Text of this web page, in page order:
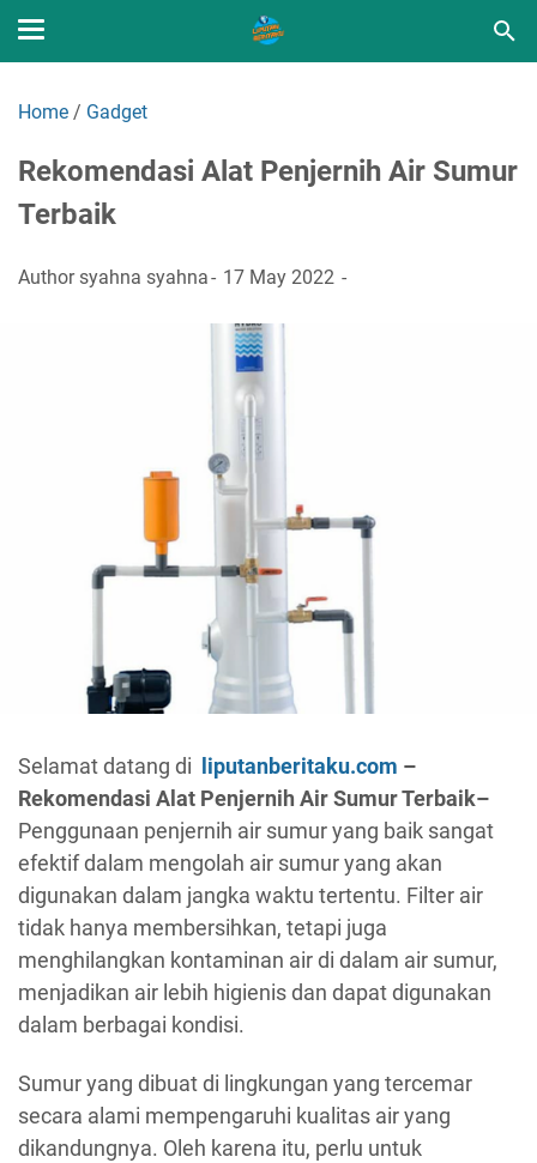
Home / Gadget
Rekomendasi Alat Penjernih Air Sumur
Terbaik
Authorsyahna syahna 17 May 2022
Selamat datang di liputanberitaku.com –
Rekomendasi Alat Penjernih Air Sumur Terbaik–
Penggunaan penjernih air sumur yang baik sangat
efektif dalam mengolah air sumur yang akan
digunakan dalam jangka waktu tertentu. Filter air
tidak hanya membersihkan, tetapi juga
menghilangkan kontaminan air di dalam air sumur,
menjadikan air lebih higienis dan dapat digunakan
dalam berbagai kondisi.
Sumur yang dibuat di lingkungan yang tercemar
secara alami mempengaruhi kualitas air yang
dikandungnya. Oleh karena itu, perlu untuk